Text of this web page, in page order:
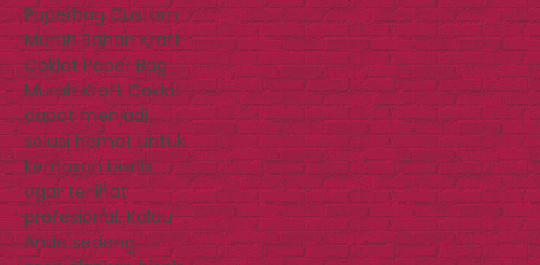
Paperbag Custom
Murah Bahan Kraft
Coklat Paper Bag
Murah Kraft Coklat
dapat menjadi
solusi hemat untuk
kemasan bisnis
agar terlihat
profesional. Kalau
Anda sedang